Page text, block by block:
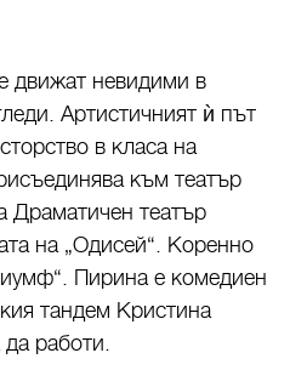
движат невидими в
Артистичният ѝ път
в класа на
към театър
Драматичен театър
на „Одисей“. Коренно
Пирина е комедиен
тандем Кристина
работи.